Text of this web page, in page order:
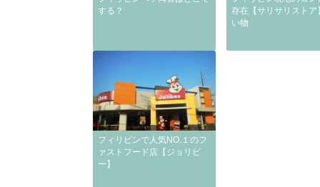
する？
存在【サリサリストア
い物
フィリピンで人気NO.１のフ
ァストフード店【ジョリビ
ー】